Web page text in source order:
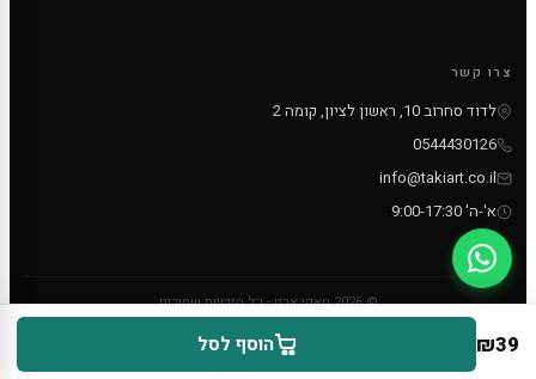
₪39 הוסף לסל
צרו קשר
לדוד סחרוב 10, ראשון לציון, קומה 2
0544430126
info@takiart.co.il
א'-ה' 9:00-17:30
© 2026 טאקי ארט - כל הזכויות שמורות